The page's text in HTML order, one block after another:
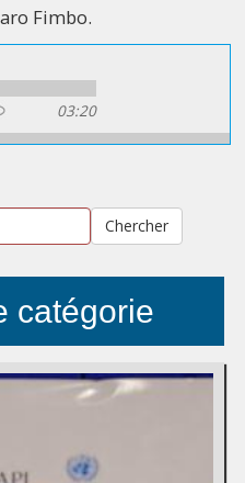
Fimbo.
03:20
Chercher
catégorie